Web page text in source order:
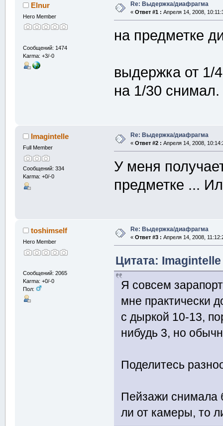
Elnur
Hero Member
Сообщений: 1474
Karma: +3/-0
Re: Выдержка/диафрагма
« Ответ #1 : Апреля 14, 2008,
на предметке
выдержка от 1/
на 1/30
Imagintelle
Full Member
Сообщений: 334
Karma: +0/-0
Re: Выдержка/диафрагма
« Ответ #2 : Апреля 14, 2008,
У меня
предметке ...
toshimself
Hero Member
Сообщений: 2065
Karma: +0/-0
Пол:
Re: Выдержка/диафрагма
« Ответ #3 : Апреля 14, 2008,
Цитата:
Я совсем
мне практически
с дыркой 10-13,
нибудь 3, но
Поделитесь
Пейзажи снимала
ли от камеры, то